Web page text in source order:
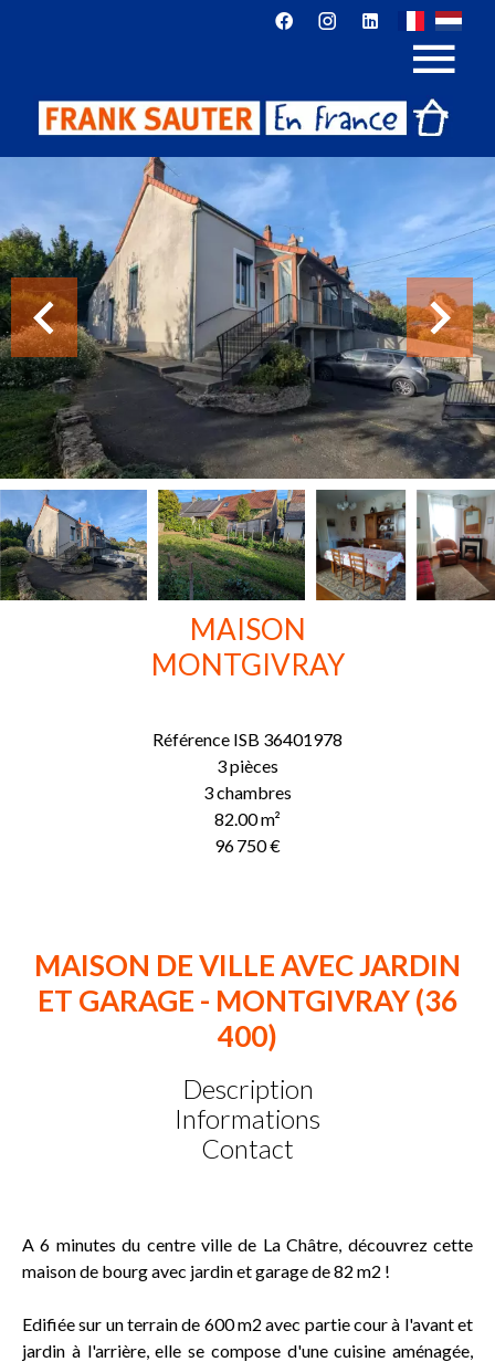
MAISON
MONTGIVRAY
Référence ISB 36401978
3 pièces
3 chambres
82.00m²
96 750 €
MAISON DE VILLE AVEC JARDIN
ET GARAGE - MONTGIVRAY (36
400)
Description
Informations
Contact
A 6 minutes du centre ville de La Châtre, découvrez cette
maison de bourg avec jardin et garage de 82 m2 !
Edifiée sur un terrain de 600 m2 avec partie cour à l'avant et
jardin à l'arrière, elle se compose d'une cuisine aménagée,